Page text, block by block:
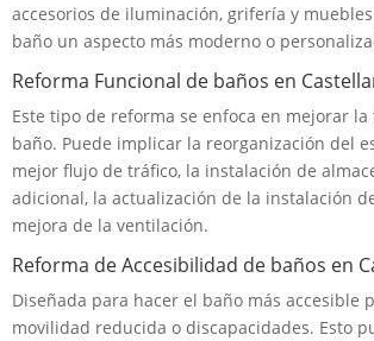
accesorios de iluminación, grifería y
baño un aspecto más moderno o
Reforma Funcional de baños en
Este tipo de reforma se enfoca en mejorar
baño. Puede implicar la reorganización del
mejor flujo de tráfico, la instalación de
adicional, la actualización de la instalación
mejora de la ventilación.
Reforma de Accesibilidad de baños en
Diseñada para hacer el baño más accesible
movilidad reducida o discapacidades. Esto